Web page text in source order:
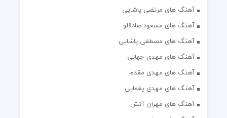
آهنگ های مرتضی پاشایی
آهنگ های مسعود صادقلو
آهنگ های مصطفی پاشایی
آهنگ های مهدی جهانی
آهنگ های مهدی مقدم
آهنگ های مهدی یغمایی
آهنگ های مهران آتش